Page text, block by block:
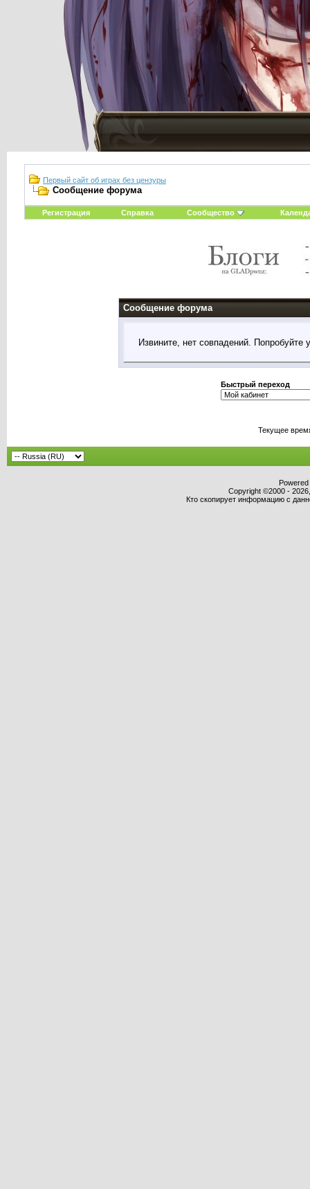
Первый сайт об играх без цензуры
Сообщение форума
Регистрация Справка Сообщество
Сообщение форума
Извините, нет совпадений. Попробуйте
Быстрый переход
Текущее
Copyright ©2000 -
Кто скопирует информацию с